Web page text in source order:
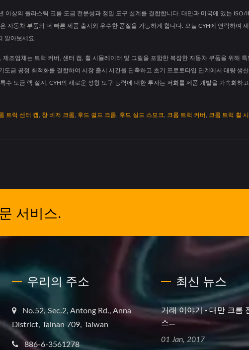
이상의 플라스틱 크롬 도금 전문성과 정밀 도구 설계를 결합합니다. 대만과 미국에 있는
자동차 부품의 더 빠른 제품 출시와 우수한 품질을 가능하게 합니다. 오늘 CYH에 연락하여
알아보세요.
조업체는 트럭 커버, 센터 캡, 휠 시뮬레이터 및 그릴을 포함한 복잡한 자동차 부품을 위해
도금 공정 최적화를 결합하여 시장 출시 시간을 단축하고 초기 프로토타입 단계에서 대량 생
수 도금 랙 설계, CYH의 새로운 성형 도구 능력에 대한 투자는 저희를 제품 개발을 가속화하
트럭 센터 캡 창 비저 크롬 후드 쉴드 크롬 후드 실드 스모크 크롬 트럭 커버 크롬 트럭 휠
서비스.
우리의 주소
No.52, Sec.2, Antong Rd., Anna
District, Tainan 709, Taiwan
886-6-3561278
최신 뉴스
거래 이야기 - 대만 크롬
스...
01 Jan, 2017